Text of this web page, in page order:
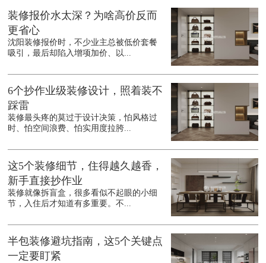
装修报价水太深？为啥高价反而
更省心
沈阳装修报价时，不少业主总被低价套餐
吸引，最后却陷入增项加价、以...
6个抄作业级装修设计，照着装不
踩雷
装修最头疼的莫过于设计决策，怕风格过
时、怕空间浪费、怕实用度拉胯...
这5个装修细节，住得越久越香，
新手直接抄作业
装修就像拆盲盒，很多看似不起眼的小细
节，入住后才知道有多重要。不...
半包装修避坑指南，这5个关键点
一定要盯紧